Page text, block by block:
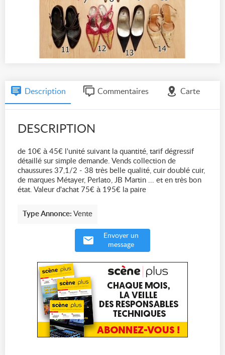
Description Commentaires Carte
DESCRIPTION
de 10€ à 45€ l'unité suivant la quantité, tarif dégressif
détaillé sur simple demande. Vends collection de
chaussures 37,1/2 - 38 très belle qualité, cuir doublé cuir,
de marques Métayer, Perlato, JB Martin ... et en très bon
état. Valeur d'achat 75€ à 195€ la paire
Type Annonce: Vente
Envoyer un
message